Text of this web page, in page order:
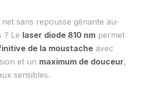
net sans repousse gênante au-
? Le laser diode 810 nm permet
de la moustache avec
et un maximum de douceur,
sensibles.